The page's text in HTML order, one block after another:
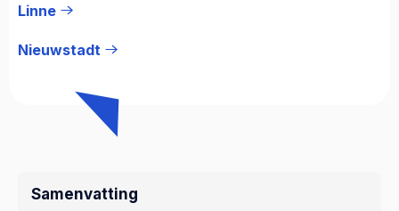
Linne
Nieuwstadt
Samenvatting